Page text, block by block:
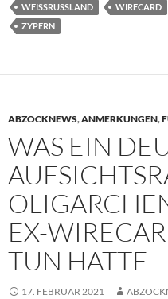
WEISSRUSSLAND
WIRECARD
ZYPERN
ABZOCKNEWS,ANMERKUNGEN,
WAS EIN
EX-
TUN HATTE
17. FEBRUAR 2021